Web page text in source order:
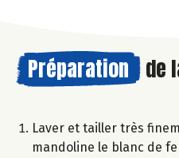
Préparation de
Laver et tailler très
mandoline le blanc de